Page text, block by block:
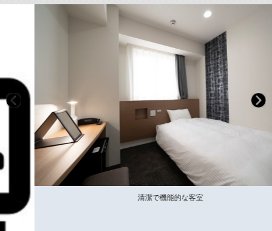
清潔で機能的な客室